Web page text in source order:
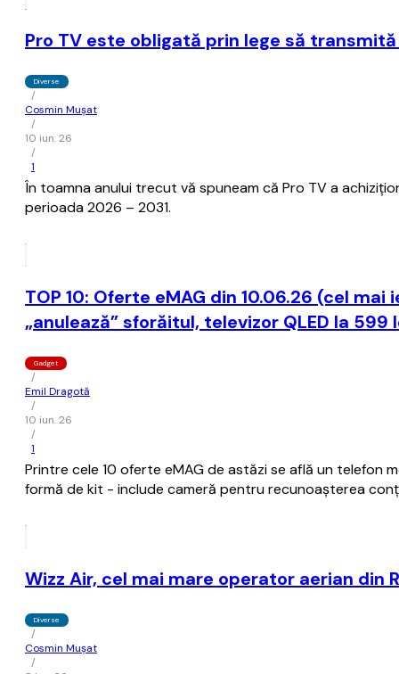
Pro TV este obligată prin lege să
Diverse
/
Cosmin Mușat
/
10 iun. 26
/
1
În toamna anului trecut vă spuneam că Pro TV a
perioada 2026 – 2031.
TOP 10: Oferte eMAG din 10.06.26 (cel
„anulează” sforăitul, televizor QLED la
Gadget
/
Emil Dragotă
/
10 iun. 26
/
1
Printre cele 10 oferte eMAG de astăzi se află un telefon
formă de kit - include cameră pentru recunoașterea
Wizz Air, cel mai mare operator aerian
Diverse
/
Cosmin Mușat
/